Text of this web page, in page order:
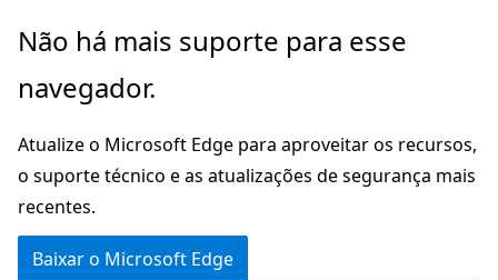
Pular
o
principal
Ignore
passe
a
navegação
na
página
Não há mais suporte para esse
navegador.
Atualize o Microsoft Edge para aproveitar os recursos,
o suporte técnico e as atualizações de segurança mais
recentes.
Baixar o Microsoft Edge